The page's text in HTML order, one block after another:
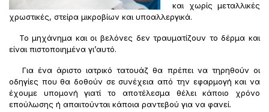
και χωρίς μεταλλικές
χρωστικές, στείρα μικροβίων και υποαλλεργικά.
Το μηχάνημα και οι βελόνες δεν τραυματίζουν το δέρμα και
είναι πιστοποιημένα γι’αυτό.
Για ένα άριστο ιατρικό τατουάζ θα πρέπει να τηρηθούν οι
οδηγίες που θα δοθούν σε συνέχεια από την εφαρμογή και να
έχουμε υπομονή γιατί το αποτέλεσμα θέλει κάποιο χρόνο
επούλωσης ή απαιτούνται κάποια ραντεβού για να φανεί.